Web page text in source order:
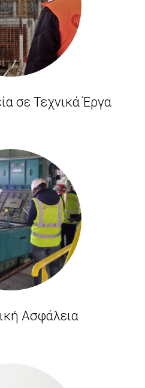
σε Τεχνικά Έργα
Ασφάλεια